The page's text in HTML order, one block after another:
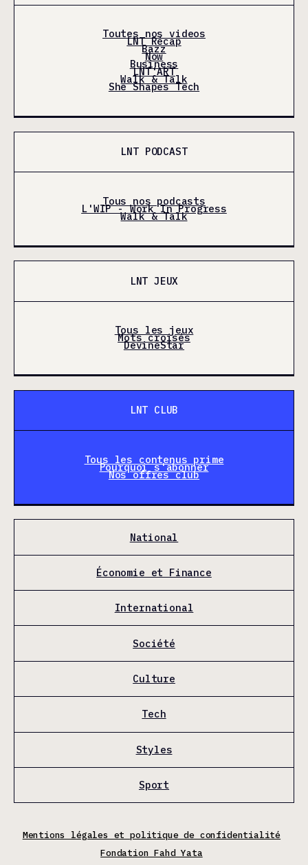
Toutes nos videos
LNT Récap
Bazz
Now
Business
LNT'ART
Walk & Talk
She Shapes Tech
LNT PODCAST
Tous nos podcasts
L'WIP - Work In Progress
Walk & Talk
LNT JEUX
Tous les jeux
Mots croisés
DevineStar
LNT CLUB
Tous les contenus prime
Pourquoi s'abonner
Nos offres club
National
Économie et Finance
International
Société
Culture
Tech
Styles
Sport
Mentions légales et politique de confidentialité
Fondation Fahd Yata